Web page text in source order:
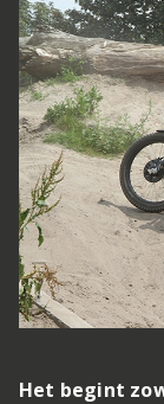
Het begint